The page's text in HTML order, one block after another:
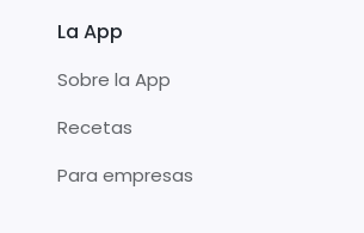
La App
Sobre la App
Recetas
Para empresas